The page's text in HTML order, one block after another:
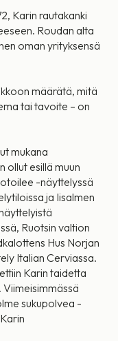
Karin rautakanki
Roudan alta
oman yrityksensä
määrätä, mitä
tai tavoite – on
mukana
ollut esillä muun
-näyttelyssä
ja Iisalmen
Ruotsin valtion
Hus Norjan
Italian Cerviassa.
Karin taidetta
sukupolvea -